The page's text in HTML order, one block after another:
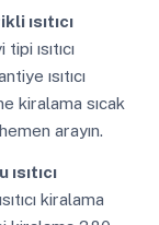
ısıtıcı
ısıtıcı
ısıtıcı
kiralama sıcak
arayın.
ısıtıcı
kiralama